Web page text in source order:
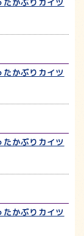
かぶりカイツ
かぶりカイツ
かぶりカイツ
かぶりカイツ